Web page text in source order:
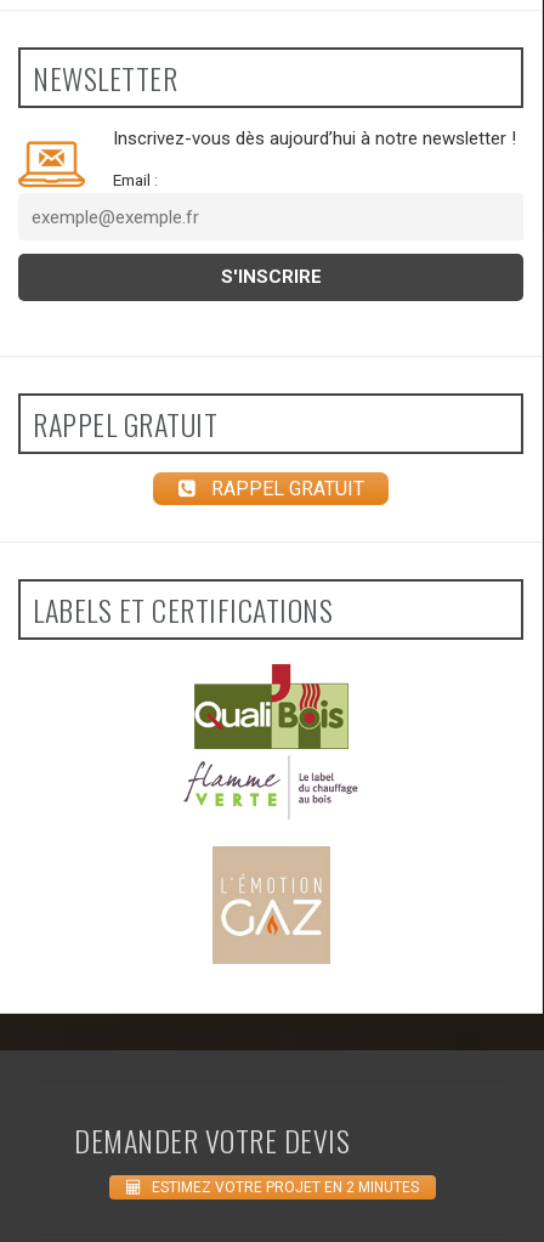
NEWSLETTER
Inscrivez-vous dès aujourd’hui à notre newsletter !
Email :
RAPPEL GRATUIT
RAPPEL GRATUIT
LABELS ET CERTIFICATIONS
DEMANDER VOTRE DEVIS
ESTIMEZ VOTRE PROJET EN 2 MINUTES